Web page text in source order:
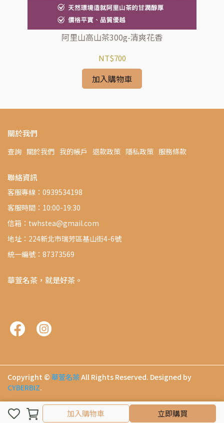
加入購物車
加入購物車 立即購買
阿里山高山茶300g-清爽花香
NT$700
加入購物車
關於我們
查詢 關於我們 我的帳戶 退款政策 隱私政策 服務條款
聯絡資訊
客服專線：0939534198
客服時間：10:00-19:30
信箱：twhstea@gmail.com
地址：224新北市瑞芳區基山街4-6號
統一編號：87373569
華萱名茶，就是好茶。
Copyright © 華萱名茶All Rights Reserved. Designed by
CYBERBIZ.